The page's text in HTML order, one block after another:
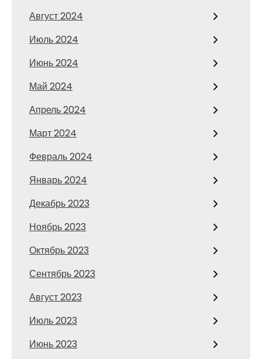
Август 2024
Июль 2024
Июнь 2024
Май 2024
Апрель 2024
Март 2024
Февраль 2024
Январь 2024
Декабрь 2023
Ноябрь 2023
Октябрь 2023
Сентябрь 2023
Август 2023
Июль 2023
Июнь 2023